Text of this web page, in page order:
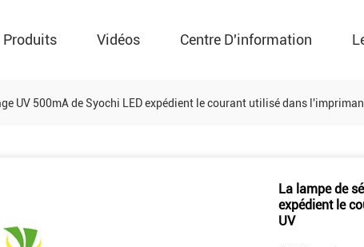
Produits Vidéos Centre D'information
UV 500mA de Syochi LED expédient le courant utilisé dans
La lampe de
expédient le
UV